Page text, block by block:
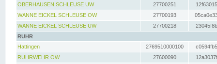
OBERHAUSEN SCHLEUSE UW
27700251
WANNE EICKEL SCHLEUSE OW
27700193
WANNE EICKEL SCHLEUSE UW
27700218
RUHR
Hattingen
2769510000100
RUHRWEHR OW
27600090